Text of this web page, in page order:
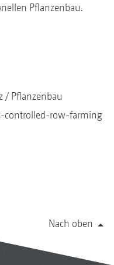
Pflanzenbau.
Pflanzenbau
controlled-row-farming
Nach oben